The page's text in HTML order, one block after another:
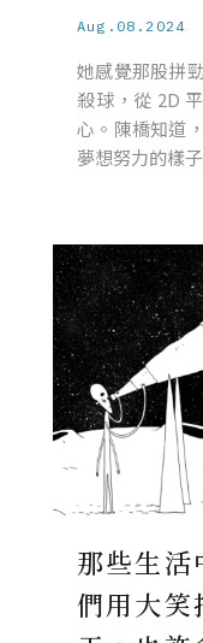
Aug.08.2024
她感覺那股拼
殺球，從 2D
心。陳橋知道
夢想努力的樣
那些生活
們用大